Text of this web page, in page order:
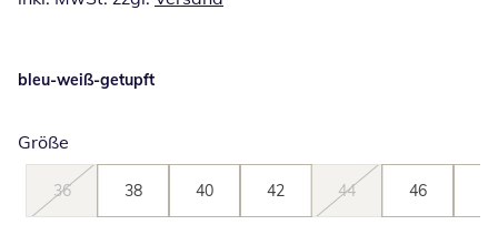
bleu-weiß-getupft
Größe
36 38 40 42 44 46